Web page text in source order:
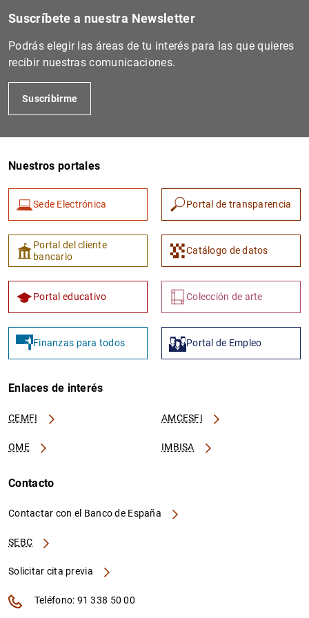
Suscríbete a nuestra Newsletter
Podrás elegir las áreas de tu interés para las que quieres
recibir nuestras comunicaciones.
Suscribirme
Nuestros portales
Sede Electrónica Portal de transparencia
Portal del cliente
bancario
Catálogo de datos
Portal educativo Colección de arte
Finanzas para todos Portal de Empleo
Enlaces de interés
CEMFI AMCESFI
OME IMBISA
Contacto
Contactar con el Banco de España
SEBC
Solicitar cita previa
Teléfono: 91 338 50 00